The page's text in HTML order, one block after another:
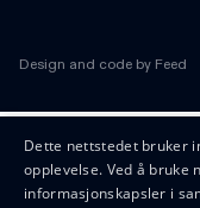
Design and code by Feed
Dette nettstedet bruker
opplevelse. Ved å bruke
informasjonskapsler i